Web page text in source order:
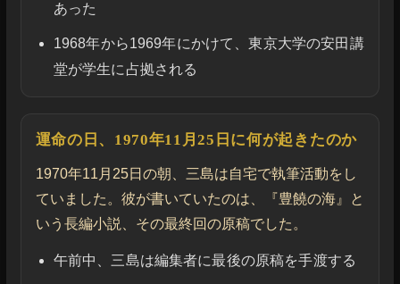
あった
1968年から1969年にかけて、東京大学の安田講
堂が学生に占拠される
運命の日、1970年11月25日に何が起きたのか
1970年11月25日の朝、三島は自宅で執筆活動をし
ていました。彼が書いていたのは、『豊饒の海』と
いう長編小説、その最終回の原稿でした。
午前中、三島は編集者に最後の原稿を手渡する